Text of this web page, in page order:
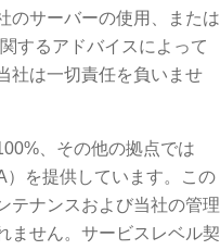
のサーバーの使用、または
するアドバイスによって
社は一切責任を負いませ
、その他の拠点では
を提供しています。この
テナンスおよび当社の管理
ません。サービスレベル契